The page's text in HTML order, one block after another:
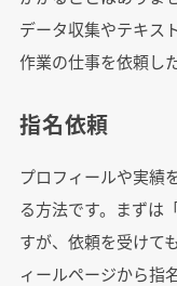
データ収集やテキス
作業の仕事を依頼し
指名依頼
プロフィールや実績
る方法です。まずは
すが、依頼を受けて
ィールページから指